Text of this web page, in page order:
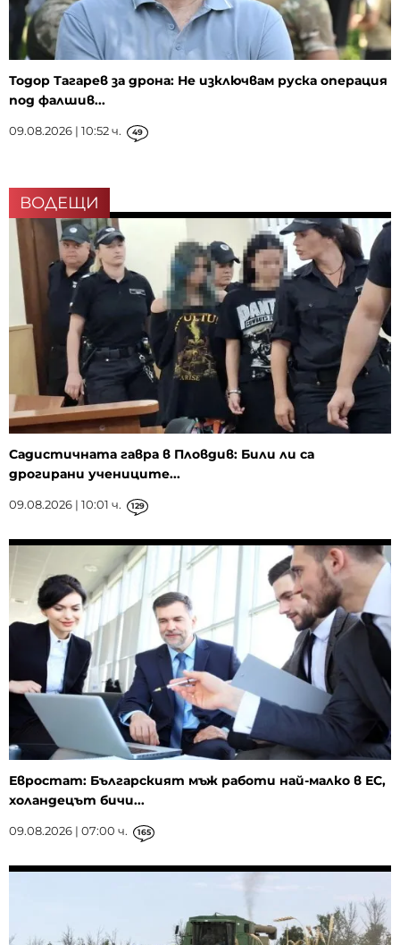
Тодор Тагарев за дрона: Не изключвам руска операция
под фалшив...
09.08.2026 | 10:52 ч. 49
ВОДЕЩИ
Садистичната гавра в Пловдив: Били ли са
дрогирани учениците...
09.08.2026 | 10:01 ч. 129
Евростат: Българският мъж работи най-малко в ЕС,
холандецът бичи...
09.08.2026 | 07:00 ч. 165